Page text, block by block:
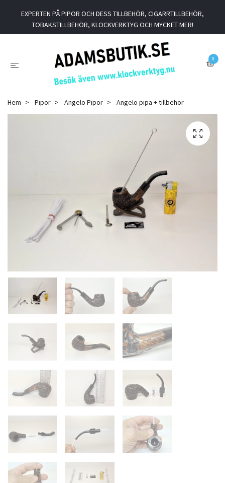
EXPERTEN PÅ PIPOR OCH DESS TILLBEHÖR, CIGARRTILLBEHÖR,
TOBAKSTILLBEHÖR, KLOCKVERKTYG OCH MYCKET MER!
0
Hem Pipor Angelo Pipor Angelo pipa + tillbehör